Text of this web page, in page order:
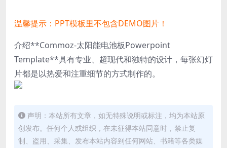
温馨提示：PPT模板里不包含DEMO图片！
介绍**Commoz-太阳能电池板Powerpoint
Template**具有专业、超现代和独特的设计，每张幻灯
片都是以热爱和注重细节的方式制作的。
声明：本站所有文章，如无特殊说明或标注，均为本站原
创发布。任何个人或组织，在未征得本站同意时，禁止复
制、盗用、采集、发布本站内容到任何网站、书籍等各类媒